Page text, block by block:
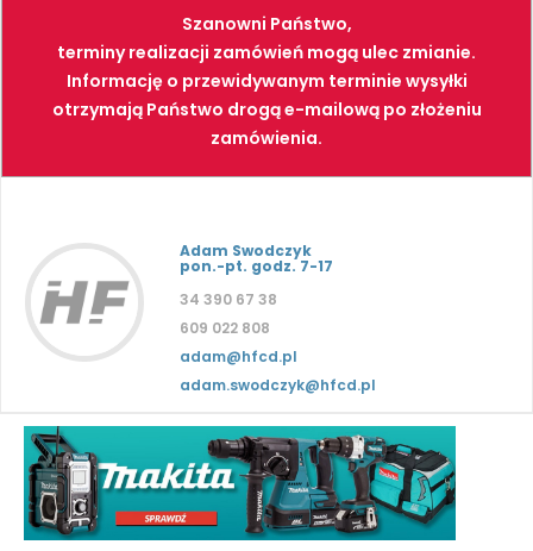
FARBY PNEUMATYKA
Szanowni Państwo,
terminy realizacji zamówień mogą ulec zmianie.
Informację o przewidywanym terminie wysyłki
otrzymają Państwo drogą e-mailową po złożeniu
zamówienia.
Adam Swodczyk
pon.-pt. godz. 7-17
34 390 67 38
609 022 808
adam@hfcd.pl
adam.swodczyk@hfcd.pl